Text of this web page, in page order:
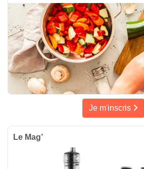
Je m'inscris
Le Mag’